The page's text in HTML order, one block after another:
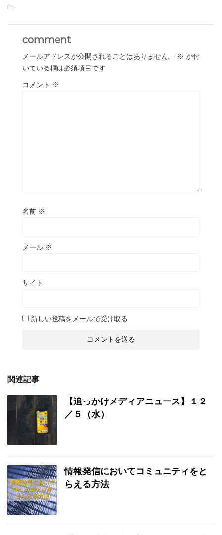
-
comment
メールアドレスが公開されることはありません。 ※ が付
いている欄は必須項目です
コメント ※
名前 ※
メール ※
サイト
新しい投稿をメールで受け取る
関連記事
【追っかけメディアニュース】１２
／５（水）
情報発信においてコミュニティをと
らえる方法